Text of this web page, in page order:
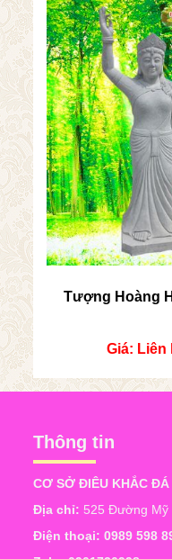
Tượng Hoàng
Giá: Liên
Thông tin
CƠ SỞ ĐIÊU KHẮC ĐÁ
Địa chỉ: 525 Đường Mỹ
Điện thoại: 0989 598